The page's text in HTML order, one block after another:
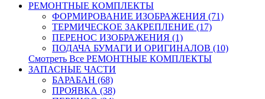
РЕМОНТНЫЕ КОМПЛЕКТЫ
ФОРМИРОВАНИЕ ИЗОБРАЖЕНИЯ (71)
ТЕРМИЧЕСКОЕ ЗАКРЕПЛЕНИЕ (17)
ПЕРЕНОС ИЗОБРАЖЕНИЯ (1)
ПОДАЧА БУМАГИ И ОРИГИНАЛОВ (10)
Смотреть Все РЕМОНТНЫЕ КОМПЛЕКТЫ
ЗАПАСНЫЕ ЧАСТИ
БАРАБАН (68)
ПРОЯВКА (38)